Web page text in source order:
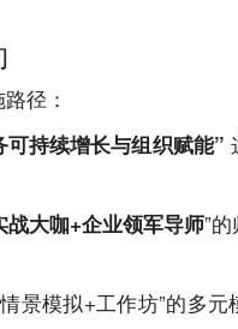
径：
可持续增长与组织赋能”
大咖+企业领军导师”
景模拟+工作坊”的多